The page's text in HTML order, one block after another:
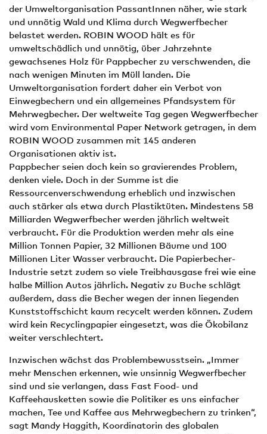
der Umweltorganisation PassantInnen näher, wie stark
und unnötig Wald und Klima durch Wegwerfbecher
belastet werden. ROBIN WOOD hält es für
umweltschädlich und unnötig, über Jahrzehnte
gewachsenes Holz für Pappbecher zu verschwenden, die
nach wenigen Minuten im Müll landen. Die
Umweltorganisation fordert daher ein Verbot von
Einwegbechern und ein allgemeines Pfandsystem für
Mehrwegbecher. Der weltweite Tag gegen Wegwerfbecher
wird vom Environmental Paper Network getragen, in dem
ROBIN WOOD zusammen mit 145 anderen
Organisationen aktiv ist.
Pappbecher seien doch kein so gravierendes Problem,
denken viele. Doch in der Summe ist die
Ressourcenverschwendung erheblich und inzwischen
auch stärker als etwa durch Plastiktüten. Mindestens 58
Milliarden Wegwerfbecher werden jährlich weltweit
verbraucht. Für die Produktion werden mehr als eine
Million Tonnen Papier, 32 Millionen Bäume und 100
Millionen Liter Wasser verbraucht. Die Papierbecher-
Industrie setzt zudem so viele Treibhausgase frei wie eine
halbe Million Autos jährlich. Negativ zu Buche schlägt
außerdem, dass die Becher wegen der innen liegenden
Kunststoffschicht kaum recycelt werden können. Zudem
wird kein Recyclingpapier eingesetzt, was die Ökobilanz
weiter verschlechtert.
Inzwischen wächst das Problembewusstsein. „Immer
mehr Menschen erkennen, wie unsinnig Wegwerfbecher
sind und sie verlangen, dass Fast Food- und
Kaffeehausketten sowie die Politiker es uns einfacher
machen, Tee und Kaffee aus Mehrwegbechern zu trinken“,
sagt Mandy Haggith, Koordinatorin des globalen